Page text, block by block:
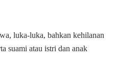
luka-luka, bahkan kehilanan
suami atau istri dan anak